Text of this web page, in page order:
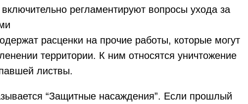
регламентируют вопросы ухода за
расценки на прочие работы, которые могут
территории. К ним относятся уничтожение
листвы.
“Защитные насаждения”. Если прошлый